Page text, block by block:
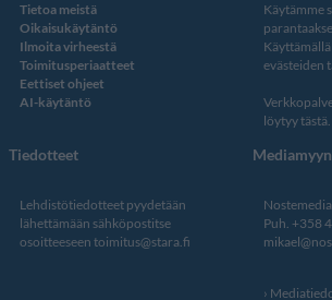
Tietoa meistä
Oikaisukäytäntö
Ilmoita virheestä
Toimitusperiaatteet
Eettiset ohjeet
AI-käytäntö
Käytämme
evästeiden
löytyy tästä.
Tiedotteet
Lehdistötiedotteet pyydetään
lähettämään sähköpostitse
osoitteeseen toimitus@stara.fi
Puh. +358